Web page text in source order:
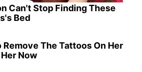
Can't Stop Finding These
Bed
Remove The Tattoos On Her
Now